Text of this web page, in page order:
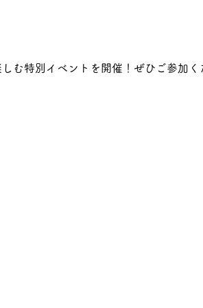
む特別イベントを開催！ぜひご参加く